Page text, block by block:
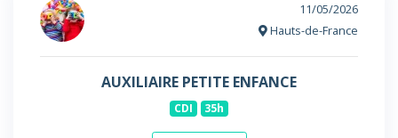
11/05/2026
Hauts-de-France
AUXILIAIRE PETITE ENFANCE
CDI 35h